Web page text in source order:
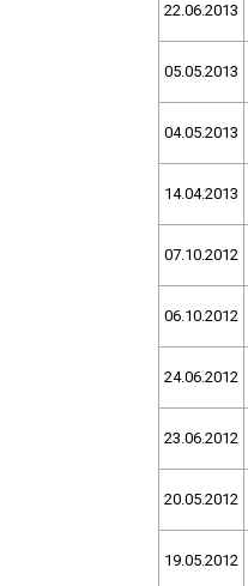
22.06.2013
05.05.2013
04.05.2013
14.04.2013
07.10.2012
06.10.2012
24.06.2012
23.06.2012
20.05.2012
19.05.2012